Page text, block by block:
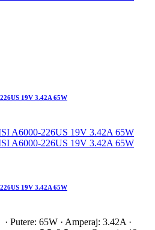
19V 3.42A 65W
19V 3.42A 65W
Putere: 65W · Amperaj: 3.42A ·